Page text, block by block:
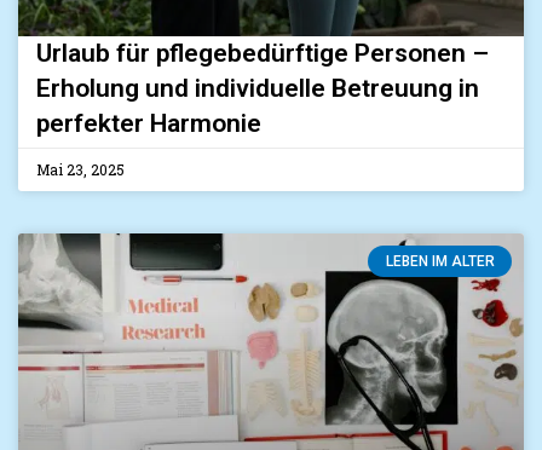
Urlaub für pflegebedürftige Personen –
Erholung und individuelle Betreuung in
perfekter Harmonie
Mai 23, 2025
LEBEN IM ALTER